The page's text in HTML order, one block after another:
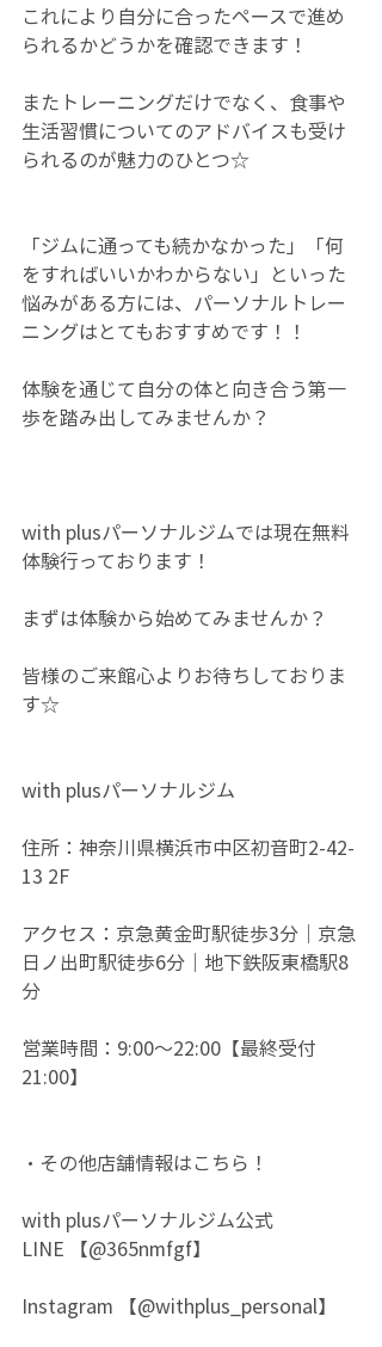
これにより自分に合ったペースで進め
られるかどうかを確認できます！
またトレーニングだけでなく、食事や
生活習慣についてのアドバイスも受け
られるのが魅力のひとつ☆
「ジムに通っても続かなかった」「何
をすればいいかわからない」といった
悩みがある方には、パーソナルトレー
ニングはとてもおすすめです！！
体験を通じて自分の体と向き合う第一
歩を踏み出してみませんか？
with plusパーソナルジムでは現在無料
体験行っております！
まずは体験から始めてみませんか？
皆様のご来館心よりお待ちしておりま
す☆
with plusパーソナルジム
住所：神奈川県横浜市中区初音町2-42-
13 2F
アクセス：京急黄金町駅徒歩3分｜京急
日ノ出町駅徒歩6分｜地下鉄阪東橋駅8
分
営業時間：9:00～22:00【最終受付
21:00】
・その他店舗情報はこちら！
with plusパーソナルジム公式
LINE 【@365nmfgf】
Instagram 【@withplus_personal】